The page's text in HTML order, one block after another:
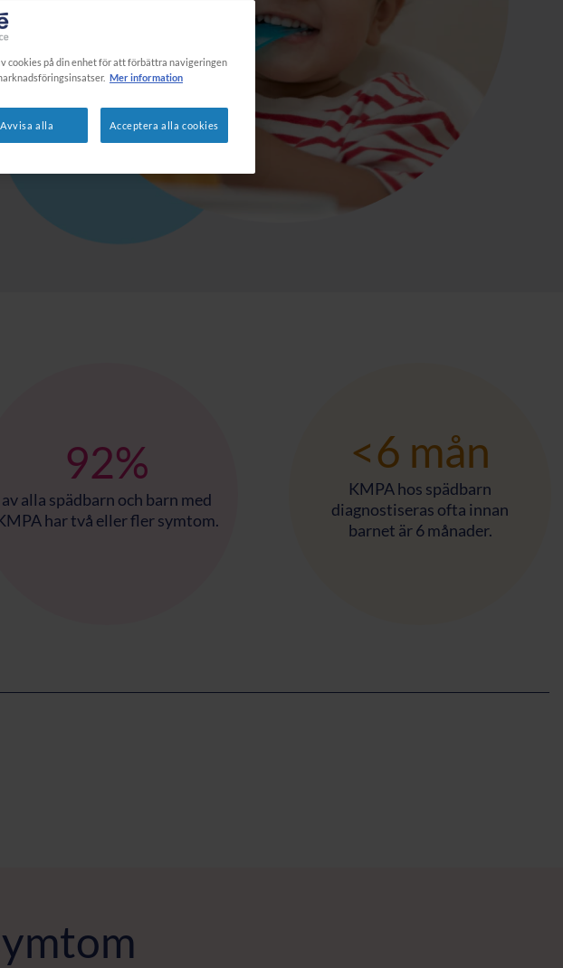
92%
av alla spädbarn och barn med
har två eller fler symtom.
<6 mån
KMPA hos spädbarn
diagnostiseras ofta innan
barnet är 6 månader.
cookies på din enhet för att förbättra navigeringen
Mer information
Avvisa alla Acceptera alla cookies